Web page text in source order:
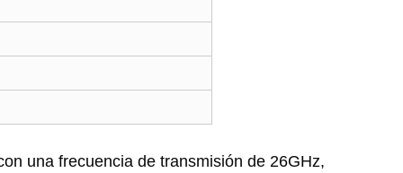
una frecuencia de transmisión de 26GHz,